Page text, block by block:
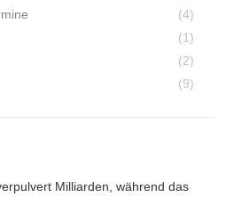
(4)
(1)
(2)
(9)
Milliarden, während das